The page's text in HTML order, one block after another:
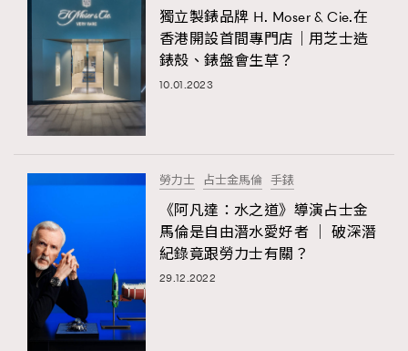
新傳媒集團使用本人的個人資料於任何推廣用途。
About us Collaboration Opportunity
| Japan | Portugal | Spain
獨立製錶品牌 H. Moser & Cie.在
香港開設首間專門店｜用芝士造
錶殼、錶盤會生草？
10.01.2023
勞力士 占士金馬倫 手錶
《阿凡達：水之道》導演占士金
馬倫是自由潛水愛好者 │ 破深潛
紀錄竟跟勞力士有關？
29.12.2022